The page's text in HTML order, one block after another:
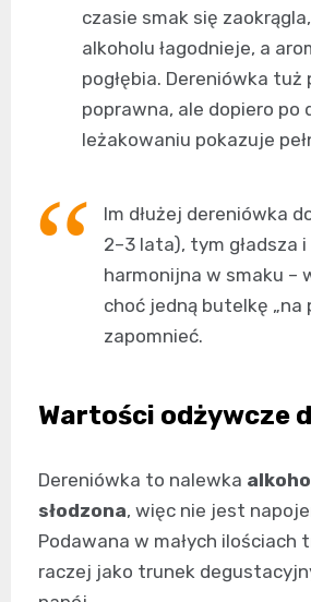
czasie smak się
alkoholu łagodnieje, a
pogłębia. Dereniówka
poprawna, ale dopiero po
leżakowaniu pokazuje
Im dłużej dereniówka
2–3 lata), tym gładsza
harmonijna w smaku –
choć jedną butelkę „na
zapomnieć.
Wartości odżywcze
Dereniówka to nalewka
słodzona, więc nie jest
Podawana w małych
raczej jako trunek